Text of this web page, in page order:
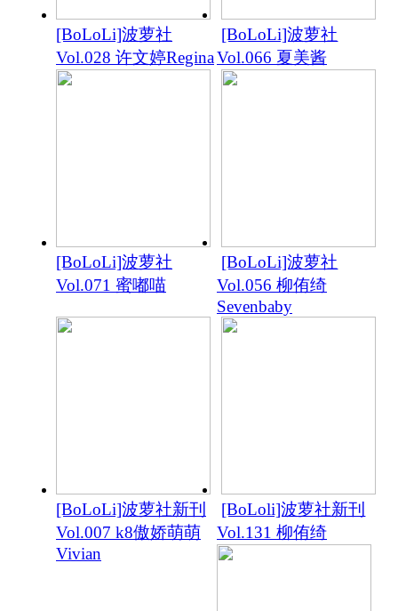
[BoLoLi]波萝社
Vol.028 许文婷Regina
[BoLoLi]波萝社
Vol.066 夏美酱
[BoLoLi]波萝社
Vol.071 蜜嘟喵
[BoLoLi]波萝社
Vol.056 柳侑绮
Sevenbaby
[BoLoLi]波萝社新刊
Vol.007 k8傲娇萌萌
Vivian
[BoLoli]波萝社新刊
Vol.131 柳侑绮